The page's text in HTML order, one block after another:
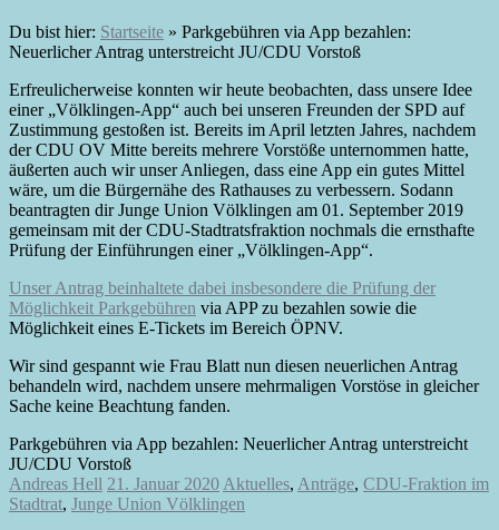
Du bist hier: Startseite » Parkgebühren via App bezahlen:
Neuerlicher Antrag unterstreicht JU/CDU Vorstoß
Erfreulicherweise konnten wir heute beobachten, dass unsere Idee
einer „Völklingen-App“ auch bei unseren Freunden der SPD auf
Zustimmung gestoßen ist. Bereits im April letzten Jahres, nachdem
der CDU OV Mitte bereits mehrere Vorstöße unternommen hatte,
äußerten auch wir unser Anliegen, dass eine App ein gutes Mittel
wäre, um die Bürgernähe des Rathauses zu verbessern. Sodann
beantragten dir Junge Union Völklingen am 01. September 2019
gemeinsam mit der CDU-Stadtratsfraktion nochmals die ernsthafte
Prüfung der Einführungen einer „Völklingen-App“.
Unser Antrag beinhaltete dabei insbesondere die Prüfung der
Möglichkeit Parkgebühren via APP zu bezahlen sowie die
Möglichkeit eines E-Tickets im Bereich ÖPNV.
Wir sind gespannt wie Frau Blatt nun diesen neuerlichen Antrag
behandeln wird, nachdem unsere mehrmaligen Vorstöse in gleicher
Sache keine Beachtung fanden.
Parkgebühren via App bezahlen: Neuerlicher Antrag unterstreicht
JU/CDU Vorstoß
Andreas Hell 21. Januar 2020 Aktuelles, Anträge, CDU-Fraktion im
Stadtrat, Junge Union Völklingen